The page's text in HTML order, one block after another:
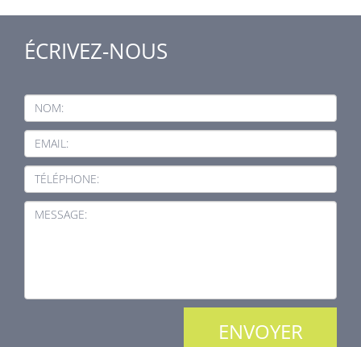
ÉCRIVEZ-NOUS
NOM:
EMAIL:
TÉLÉPHONE:
MESSAGE: